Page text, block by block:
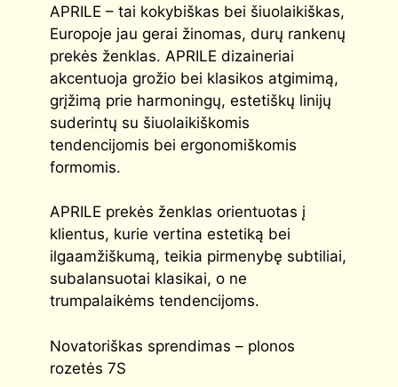
APRILE – tai kokybiškas bei šiuolaikiškas,
Europoje jau gerai žinomas, durų rankenų
prekės ženklas. APRILE dizaineriai
akcentuoja grožio bei klasikos atgimimą,
grįžimą prie harmoningų, estetiškų linijų
suderintų su šiuolaikiškomis
tendencijomis bei ergonomiškomis
formomis.
APRILE prekės ženklas orientuotas į
klientus, kurie vertina estetiką bei
ilgaamžiškumą, teikia pirmenybę subtiliai,
subalansuotai klasikai, o ne
trumpalaikėms tendencijoms.
Novatoriškas sprendimas – plonos
rozetės 7S